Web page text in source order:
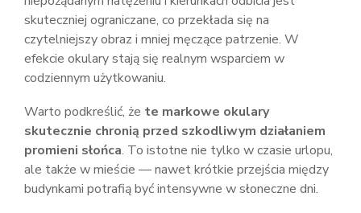
skuteczniej ograniczane, co przekłada się na
czytelniejszy obraz i mniej męczące patrzenie. W
efekcie okulary stają się realnym wsparciem w
codziennym użytkowaniu.
Warto podkreślić, że te markowe okulary
skutecznie chronią przed szkodliwym działaniem
promieni słońca. To istotne nie tylko w czasie urlopu,
ale także w mieście — nawet krótkie przejścia między
budynkami potrafią być intensywne w słoneczne dni.